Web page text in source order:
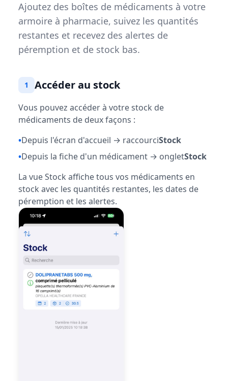
Ajoutez des boîtes de médicaments à votre
armoire à pharmacie, suivez les quantités
restantes et recevez des alertes de
péremption et de stock bas.
1 Accéder au stock
Vous pouvez accéder à votre stock de
médicaments de deux façons :
•Depuis l'écran d'accueil → raccourciStock
•Depuis la fiche d'un médicament → ongletStock
La vue Stock affiche tous vos médicaments en
stock avec les quantités restantes, les dates de
péremption et les alertes.